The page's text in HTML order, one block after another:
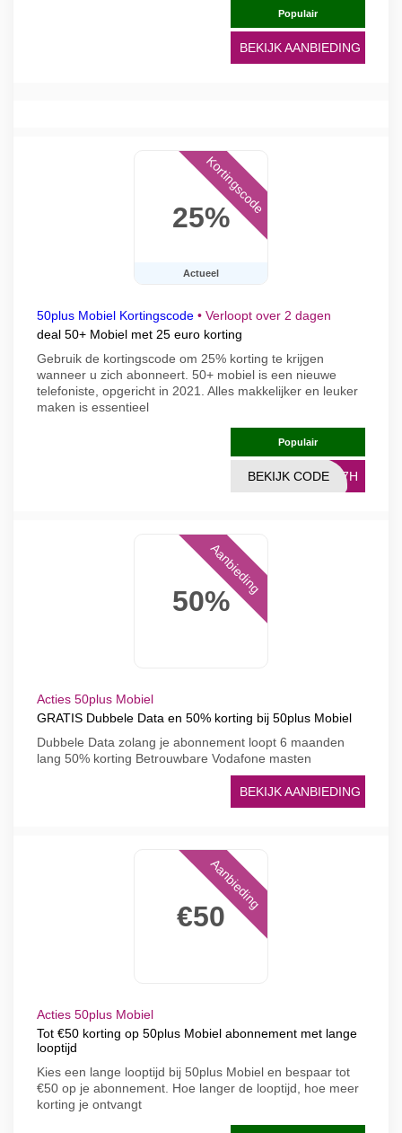
Populair
BEKIJK AANBIEDING
25%
Actueel
Kortingscode
50plus Mobiel Kortingscode • Verloopt over 2 dagen
deal 50+ Mobiel met 25 euro korting
Gebruik de kortingscode om 25% korting te krijgen
wanneer u zich abonneert. 50+ mobiel is een nieuwe
telefoniste, opgericht in 2021. Alles makkelijker en leuker
maken is essentieel
Populair
MP7H
BEKIJK CODE
50%
Aanbieding
Acties 50plus Mobiel
GRATIS Dubbele Data en 50% korting bij 50plus Mobiel
Dubbele Data zolang je abonnement loopt 6 maanden
lang 50% korting Betrouwbare Vodafone masten
BEKIJK AANBIEDING
€50
Aanbieding
Acties 50plus Mobiel
Tot €50 korting op 50plus Mobiel abonnement met lange
looptijd
Kies een lange looptijd bij 50plus Mobiel en bespaar tot
€50 op je abonnement. Hoe langer de looptijd, hoe meer
korting je ontvangt